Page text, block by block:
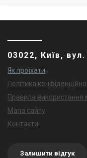
03022, Київ,
Як проїхати
Політика
Правила використання
Мапа сайту
Контакти
Залишити відгук